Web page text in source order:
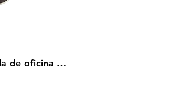
Rueda para silla de oficina con goma gris